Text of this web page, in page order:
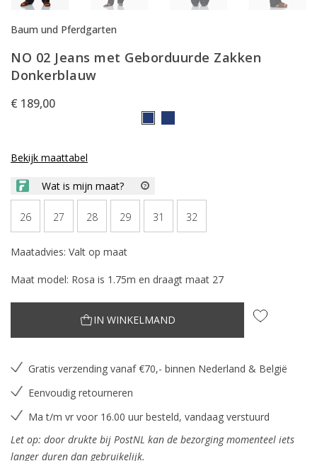
Baum und Pferdgarten
NO 02 Jeans met Geborduurde Zakken
Donkerblauw
€ 189,00
Bekijk maattabel
26 27 28 29 31 32
Maatadvies: Valt op maat
Maat model: Rosa is 1.75m en draagt maat 27
IN WINKELMAND
Gratis verzending vanaf €70,- binnen Nederland & België
Eenvoudig retourneren
Ma t/m vr voor 16.00 uur besteld, vandaag verstuurd
Let op: door drukte bij PostNL kan de bezorging momenteel iets
langer duren dan gebruikelijk.